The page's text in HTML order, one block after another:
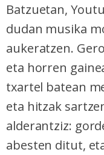
Batzuetan,
dudan musika
aukeratzen.
eta horren
txartel batean
eta hitzak
alderantziz:
abesten ditut,